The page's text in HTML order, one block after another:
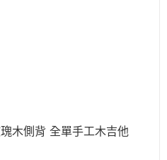
木側背 全單手工木吉他